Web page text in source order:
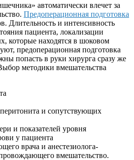
автоматически влечет за
Предоперационная подготовка
Длительность и интенсивность
пациента, локализации
которые находятся в шоковом
предоперационная подготовка
попасть в руки хирурга сразу же
методики вмешательства
и сопутствующих
и показателей уровня
у пациента
врача и анестезиолога-
вмешательство.